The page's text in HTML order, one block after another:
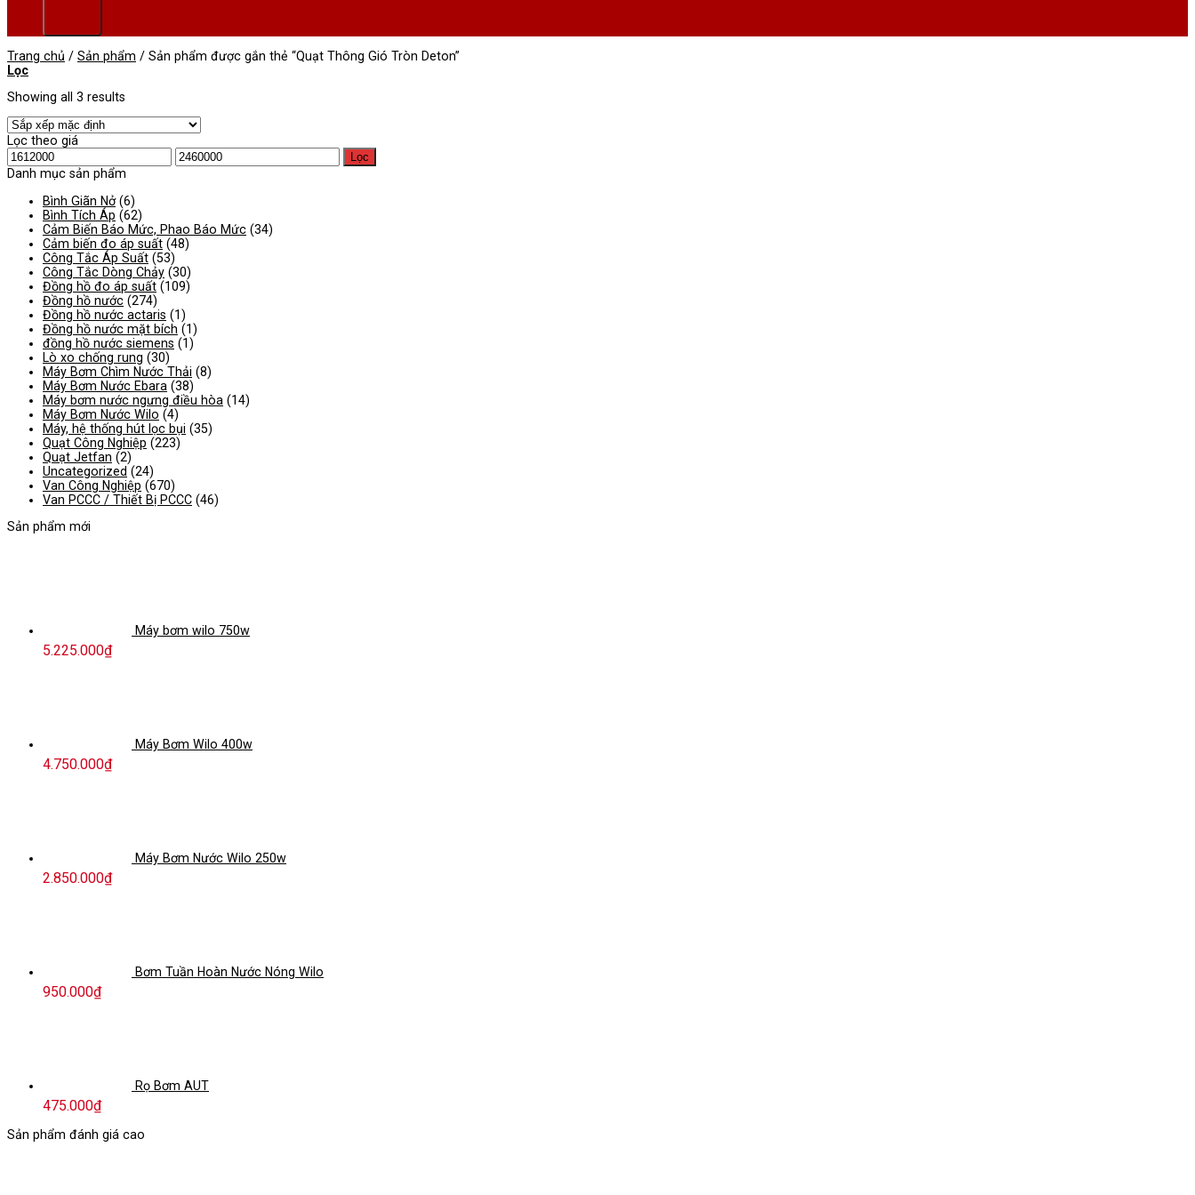
Trang chủ / Sản phẩm / Sản phẩm được gắn thẻ “Quạt Thông Gió Tròn Deton”
Lọc
Showing all 3 results
Lọc theo giá
Giá
tối
thiểu
Giá
tối
Lọc
Danh mục sản phẩm
Bình Giãn Nở (6)
Bình Tích Áp (62)
Cảm Biến Báo Mức, Phao Báo Mức (34)
Cảm biến đo áp suất (48)
Công Tắc Áp Suất (53)
Công Tắc Dòng Chảy (30)
Đồng hồ đo áp suất (109)
Đồng hồ nước (274)
Đồng hồ nước actaris (1)
Đồng hồ nước mặt bích (1)
đồng hồ nước siemens (1)
Lò xo chống rung (30)
Máy Bơm Chìm Nước Thải (8)
Máy Bơm Nước Ebara (38)
Máy bơm nước ngưng điều hòa (14)
Máy Bơm Nước Wilo (4)
Máy, hệ thống hút lọc bụi (35)
Quạt Công Nghiệp (223)
Quạt Jetfan (2)
Uncategorized (24)
Van Công Nghiệp (670)
Van PCCC / Thiết Bị PCCC (46)
Sản phẩm mới
Máy bơm wilo 750w
5.225.000₫
Máy Bơm Wilo 400w
4.750.000₫
Máy Bơm Nước Wilo 250w
2.850.000₫
Bơm Tuần Hoàn Nước Nóng Wilo
950.000₫
Rọ Bơm AUT
475.000₫
Sản phẩm đánh giá cao